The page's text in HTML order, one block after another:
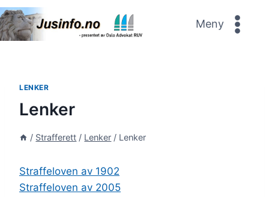
Skip
to
content
Meny
LENKER
Lenker
/ Strafferett / Lenker / Lenker
Straffeloven av 1902
Straffeloven av 2005